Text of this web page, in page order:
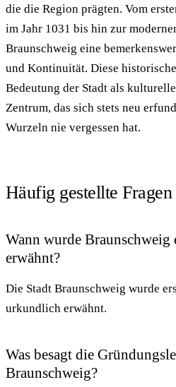
die die Region prägten. Vom
im Jahr 1031 bis hin zur
Braunschweig eine
und Kontinuität. Diese
Bedeutung der Stadt als
Zentrum, das sich stets neu
Wurzeln nie vergessen hat.
Häufig gestellte Fragen
Wann wurde
erwähnt?
Die Stadt Braunschweig wurde
urkundlich erwähnt.
Was besagt die
Braunschweig?